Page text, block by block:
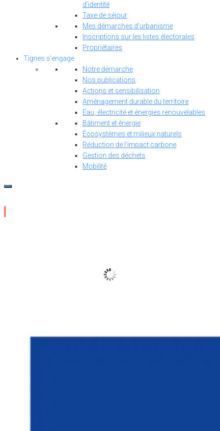
d’identité
Taxe de séjour
Mes démarches d'urbanisme
Inscriptions sur les listes électorales
Propriétaires
Tignes s’engage
Notre démarche
Nos publications
Actions et sensibilisation
Aménagement durable du territoire
Eau, électricité et énergies renouvelables
Bâtiment et énergie
Écosystèmes et milieux naturels
Réduction de l’impact carbone
Gestion des déchets
Mobilité